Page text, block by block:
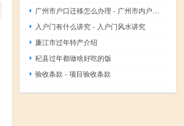
广州市户口迁移怎么办理 - 广州市内户口迁移须知
入户门有什么讲究 - 入户门风水讲究
廉江市过年特产介绍
杞县过年都做啥好吃的饭
验收条款 - 项目验收条款